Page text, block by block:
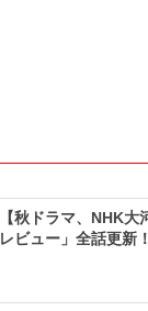
【秋ドラマ、NHK
レビュー」全話更新！